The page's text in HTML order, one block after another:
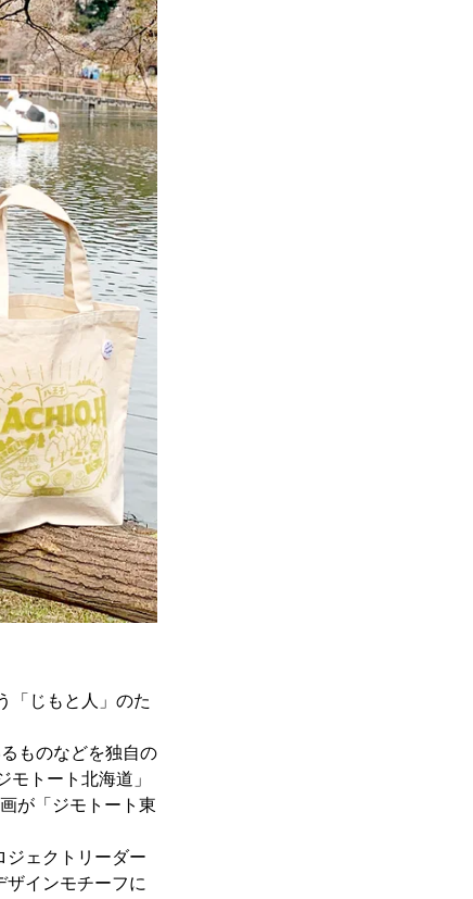
「じもと人」のた
ものなどを独自の
トート北海道」
が「ジモトート東
ジェクトリーダー
ザインモチーフに